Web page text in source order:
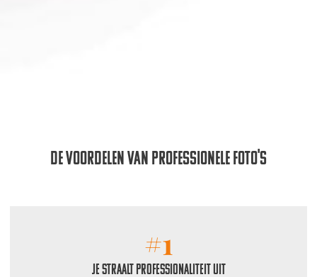
De voordelen van professionele foto's
#1
Je straalt professionaliteit uit